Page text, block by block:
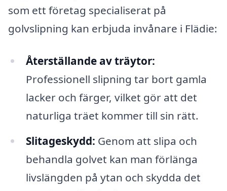
som ett företag specialiserat på
golvslipning kan erbjuda invånare i Flädie:
Återställande av träytor:
Professionell slipning tar bort gamla
lacker och färger, vilket gör att det
naturliga träet kommer till sin rätt.
Slitageskydd: Genom att slipa och
behandla golvet kan man förlänga
livslängden på ytan och skydda det